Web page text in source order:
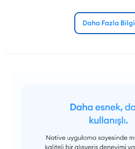
Daha Fazla Bilgi